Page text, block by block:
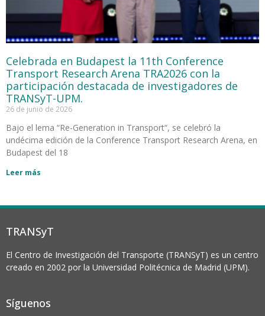
Celebrada en Budapest la 11th Conference
Transport Research Arena TRA2026 con la
participación destacada de investigadores de
TRANSyT-UPM.
26 de junio de 2026
Bajo el lema “Re-Generation in Transport“, se celebró la
undécima edición de la Conference Transport Research Arena, en
Budapest del 18
Leer más
TRANSyT
El Centro de Investigación del Transporte (TRANSyT) es un centro
creado en 2002 por la Universidad Politécnica de Madrid (UPM).
Síguenos